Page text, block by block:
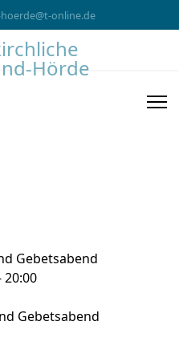
online.de
Gebetsabend
20:00
Gebetsabend